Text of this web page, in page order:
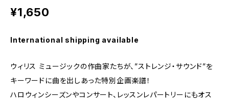
¥1,650
International shipping available
ウィリス ミュージックの作曲家たちが、”ストレンジ・サウンド”を
キーワードに曲を出しあった特別企画楽譜！
ハロウィンシーズンやコンサート、レッスンレパートリーにもオス